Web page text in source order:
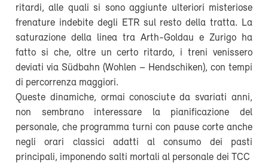
ritardi, alle quali si sono aggiunte ulteriori misteriose
frenature indebite degli ETR sul resto della tratta. La
saturazione della linea tra Arth-Goldau e Zurigo ha
fatto si che, oltre un certo ritardo, i treni venissero
deviati via Südbahn (Wohlen – Hendschiken), con tempi
di percorrenza maggiori.
Queste dinamiche, ormai conosciute da svariati anni,
non sembrano interessare la pianificazione del
personale, che programma turni con pause corte anche
negli orari classici adatti al consumo dei pasti
principali, imponendo salti mortali al personale dei TCC